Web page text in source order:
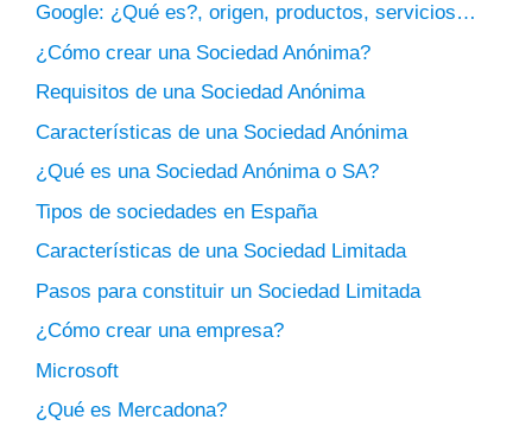
Google: ¿Qué es?, origen, productos, servicios…
¿Cómo crear una Sociedad Anónima?
Requisitos de una Sociedad Anónima
Características de una Sociedad Anónima
¿Qué es una Sociedad Anónima o SA?
Tipos de sociedades en España
Características de una Sociedad Limitada
Pasos para constituir un Sociedad Limitada
¿Cómo crear una empresa?
Microsoft
¿Qué es Mercadona?